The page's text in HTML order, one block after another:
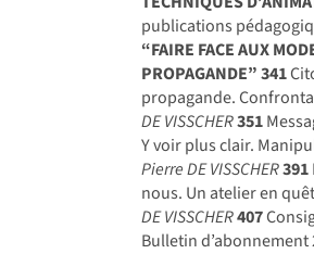
publications
“FAIRE FACE AUX
PROPAGANDE”341
propagande.
DE VISSCHER351
Y voir plus clair.
Pierre DE VISSCHER391
nous. Un atelier en
DE VISSCHER407
Bulletin d’abonnement